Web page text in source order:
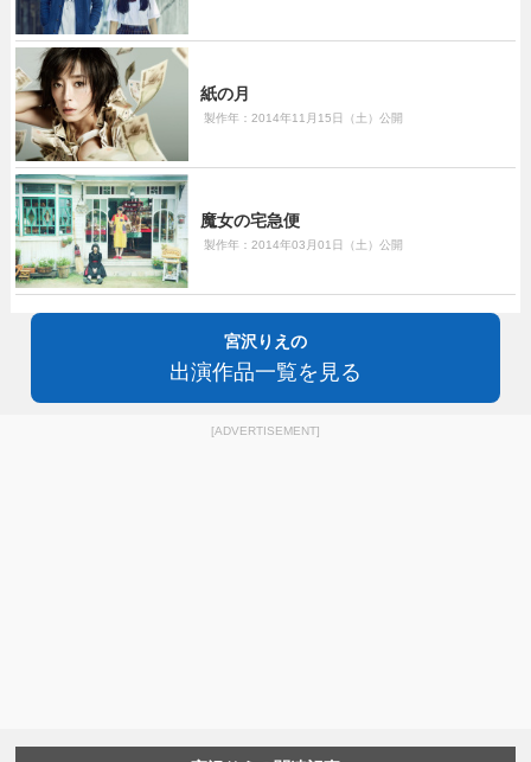
紙の月
製作年：2014年11月15日（土）公開
魔女の宅急便
製作年：2014年03月01日（土）公開
宮沢りえの
出演作品一覧を見る
[ADVERTISEMENT]